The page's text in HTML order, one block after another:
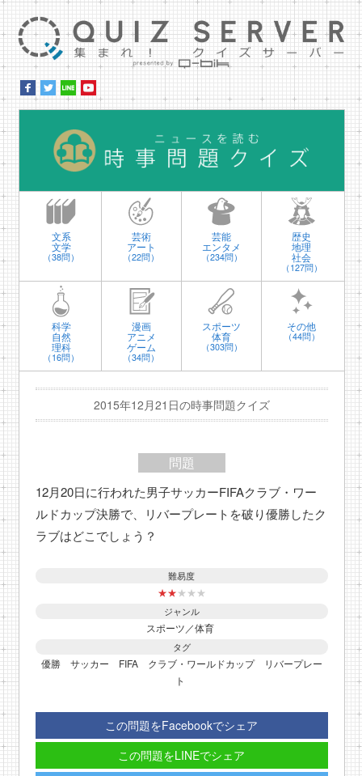
文系
文学
（38問）
芸術
アート
（22問）
芸能
エンタメ
（234問）
歴史
地理
社会
（127問）
科学
自然
理科
（16問）
漫画
アニメ
ゲーム
（34問）
スポーツ
体育
（303問）
その他
（44問）
2015年12月21日の時事問題クイズ
問題
12月20日に行われた男子サッカーFIFAクラブ・ワー
ルドカップ決勝で、リバープレートを破り優勝したク
ラブはどこでしょう？
難易度
★★★ ★ ★
ジャンル
スポーツ／体育
タグ
優勝 サッカー FIFA クラブ・ワールドカップ
リバープレー
ト
この問題をFacebookでシェア
この問題をLINEでシェア